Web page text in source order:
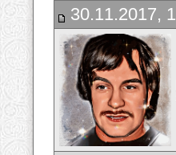
30.11.2017,